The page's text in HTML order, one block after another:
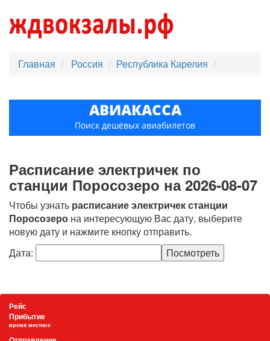
Главная Россия Республика Карелия
АВИАКАССА
Поиск дешёвых авиабилетов
Расписание электричек по
станции Поросозеро на 2026-08-07
Чтобы узнать расписание электричек станции
Поросозеро на интересующую Вас дату, выберите
новую дату и нажмите кнопку отправить.
Дата:
Рейс
Прибытие
время местное